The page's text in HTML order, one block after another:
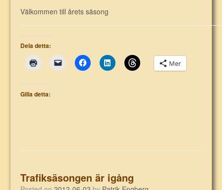
Välkommen till årets säsong
Dela detta:
Mer
Gilla detta:
Trafiksäsongen är igång